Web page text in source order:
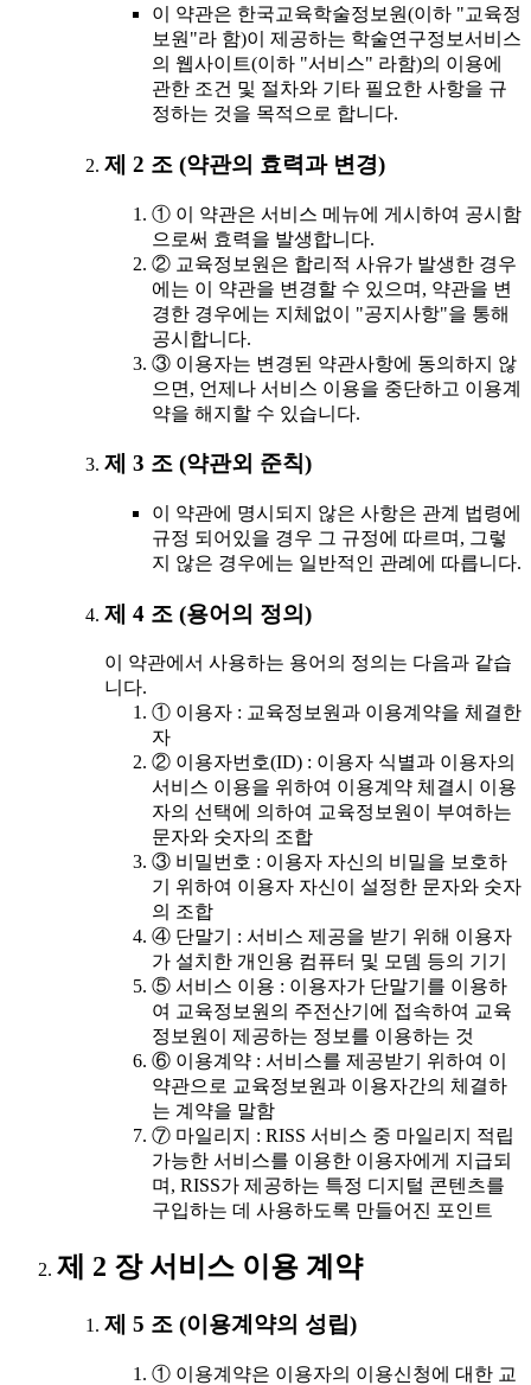
이 약관은 한국교육학술정보원(이하 "교육정
보원"라 함)이 제공하는 학술연구정보서비스
의 웹사이트(이하 "서비스" 라함)의 이용에
관한 조건 및 절차와 기타 필요한 사항을 규
정하는 것을 목적으로 합니다.
제 2 조 (약관의 효력과 변경)
① 이 약관은 서비스 메뉴에 게시하여 공시함
으로써 효력을 발생합니다.
② 교육정보원은 합리적 사유가 발생한 경우
에는 이 약관을 변경할 수 있으며, 약관을 변
경한 경우에는 지체없이 "공지사항"을 통해
공시합니다.
③ 이용자는 변경된 약관사항에 동의하지 않
으면, 언제나 서비스 이용을 중단하고 이용계
약을 해지할 수 있습니다.
제 3 조 (약관외 준칙)
이 약관에 명시되지 않은 사항은 관계 법령에
규정 되어있을 경우 그 규정에 따르며, 그렇
지 않은 경우에는 일반적인 관례에 따릅니다.
제 4 조 (용어의 정의)
이 약관에서 사용하는 용어의 정의는 다음과 같습
니다.
① 이용자 : 교육정보원과 이용계약을 체결한
자
② 이용자번호(ID) : 이용자 식별과 이용자의
서비스 이용을 위하여 이용계약 체결시 이용
자의 선택에 의하여 교육정보원이 부여하는
문자와 숫자의 조합
③ 비밀번호 : 이용자 자신의 비밀을 보호하
기 위하여 이용자 자신이 설정한 문자와 숫자
의 조합
④ 단말기 : 서비스 제공을 받기 위해 이용자
가 설치한 개인용 컴퓨터 및 모뎀 등의 기기
⑤ 서비스 이용 : 이용자가 단말기를 이용하
여 교육정보원의 주전산기에 접속하여 교육
정보원이 제공하는 정보를 이용하는 것
⑥ 이용계약 : 서비스를 제공받기 위하여 이
약관으로 교육정보원과 이용자간의 체결하
는 계약을 말함
⑦ 마일리지 : RISS 서비스 중 마일리지 적립
가능한 서비스를 이용한 이용자에게 지급되
며, RISS가 제공하는 특정 디지털 콘텐츠를
구입하는 데 사용하도록 만들어진 포인트
제 2 장 서비스 이용 계약
제 5 조 (이용계약의 성립)
① 이용계약은 이용자의 이용신청에 대한 교